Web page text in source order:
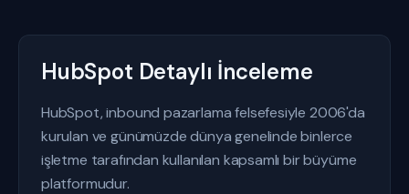
HubSpot Detaylı İnceleme
HubSpot, inbound pazarlama felsefesiyle 2006'da
kurulan ve günümüzde dünya genelinde binlerce
işletme tarafından kullanılan kapsamlı bir büyüme
platformudur.